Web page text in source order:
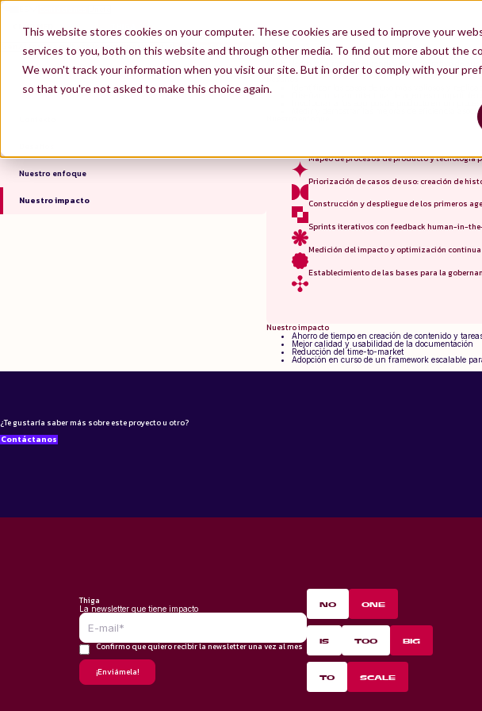
This website stores cookies on your computer. These cookies are used to improve your
services to you, both on this website and through other media. To find out more about the
We won't track your information when you visit our site. But in order to comply with your
so that you're not asked to make this choice again.
CLUB MED
Mejorar la eficiencia de entrega de los equipos de producto mediante un agente de IA generativa
GenAI for Teams Excelencia Operacional Tourism & Hospitality
Índice
Nuestro enfoque
Nuestro impacto
Contexto
Club Med busca mejorar el rendimiento operativo de
pueda actuar comoun potenciador, no un sustituto,
Involucrar a los equipos de producto en un
Medir y demostrar las mejoras de eficiencia
Mapeo de procesos de producto y
Priorización de casos de uso: creación de
Construcción y despliegue de los primeros
Sprints iterativos con feedback human-in-
Medición del impacto y optimización continua
Establecimiento de las bases para la
Nuestro impacto
Ahorro de tiempo en creación de contenido y
Mejor calidad y usabilidad de la documentación
Reducción del time-to-market
Adopción en curso de un framework escalable
¿Te gustaría saber más sobre este proyecto u otro?
Contáctanos
Thiga
La newsletter que tiene impacto
Confirmo que quiero recibir la newsletter una vez al mes
NO ONE
IS TOO BIG
TO SCALE